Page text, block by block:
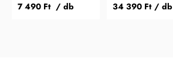
7 490 Ft / db 34 390 Ft / db